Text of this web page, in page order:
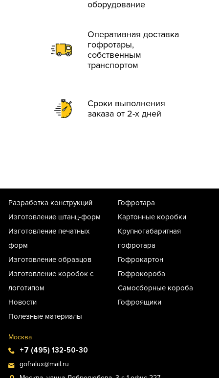
оборудование
Оперативная доставка
гофротары,
собственным
транспортом
Сроки выполнения
заказа от 2-х дней
Разработка конструкций
Изготовление штанц-форм
Изготовление печатных
форм
Изготовление образцов
Изготовление коробок с
логотипом
Новости
Полезные материалы
Гофротара
Картонные коробки
Крупногабаритная
гофротара
Гофрокартон
Гофрокороба
Самосборные короба
Гофроящики
Москва
+7 (495) 132-50-30
gofralux@mail.ru